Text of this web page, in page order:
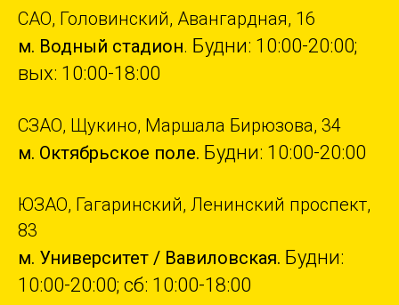
САО, Головинский, Авангардная, 16
м. Водный стадион. Будни: 10:00-20:00;
вых: 10:00-18:00
СЗАО, Щукино, Маршала Бирюзова, 34
м. Октябрьское поле. Будни: 10:00-20:00
ЮЗАО, Гагаринский, Ленинский проспект,
83
м. Университет / Вавиловская. Будни:
10:00-20:00; сб: 10:00-18:00